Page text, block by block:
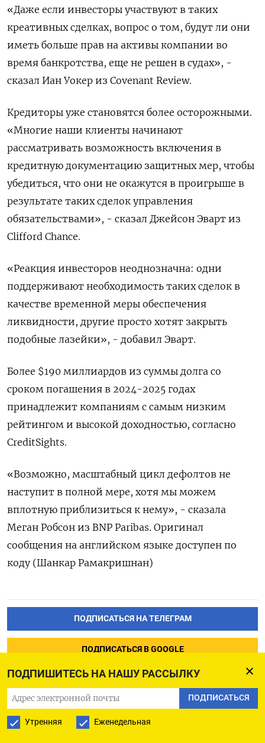
ПОДПИШИТЕСЬ НА НАШУ РАССЫЛКУ
ПОДПИСАТЬСЯ
Утренняя Еженедельная
«Даже если инвесторы участвуют в таких
креативных сделках, вопрос о том, будут ли они
иметь больше прав на активы компании во
время банкротства, еще не решен в судах», -
сказал Иан Уокер из Covenant Review.
Кредиторы уже становятся более осторожными.
«Многие наши клиенты начинают
рассматривать возможность включения в
кредитную документацию защитных мер, чтобы
убедиться, что они не окажутся в проигрыше в
результате таких сделок управления
обязательствами», - сказал Джейсон Эварт из
Clifford Chance.
«Реакция инвесторов неоднозначна: одни
поддерживают необходимость таких сделок в
качестве временной меры обеспечения
ликвидности, другие просто хотят закрыть
подобные лазейки», - добавил Эварт.
Более $190 миллиардов из суммы долга со
сроком погашения в 2024-2025 годах
принадлежит компаниям с самым низким
рейтингом и высокой доходностью, согласно
CreditSights.
«Возможно, масштабный цикл дефолтов не
наступит в полной мере, хотя мы можем
вплотную приблизиться к нему», - сказала
Меган Робсон из BNP Paribas. Оригинал
сообщения на английском языке доступен по
коду (Шанкар Рамакришнан)
ПОДПИСАТЬСЯ НА ТЕЛЕГРАМ
ПОДПИСАТЬСЯ В GOOGLE
Белгород трижды